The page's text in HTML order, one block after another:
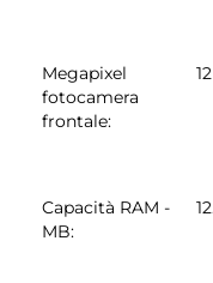
Megapixel
fotocamera
frontale:
12
Capacità RAM -
MB: